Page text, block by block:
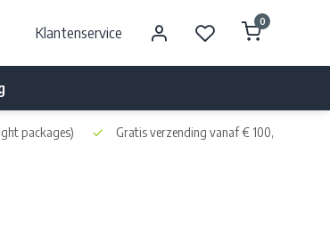
Klantenservice
0
packages) Gratis verzending vanaf € 100,- naar NL